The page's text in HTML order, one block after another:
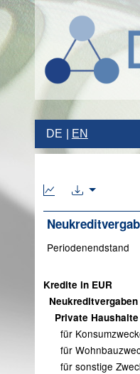
DE EN
Periodenendstand
Kredite in EUR
Private Haushalte
für
für
für sonstige